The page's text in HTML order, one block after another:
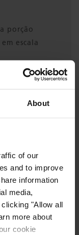
About
of our
and to improve
information
media,
"Allow all
more about
cookie
porção
escala
com um
tesoura.
tipos de
é de 165
°F). A
do